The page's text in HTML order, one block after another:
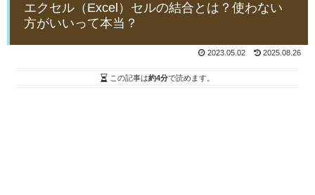
エクセル（Excel）セルの結合とは？使わない
方がいいって本当？
2023.05.02 2025.08.26
この記事は約4分で読めます。